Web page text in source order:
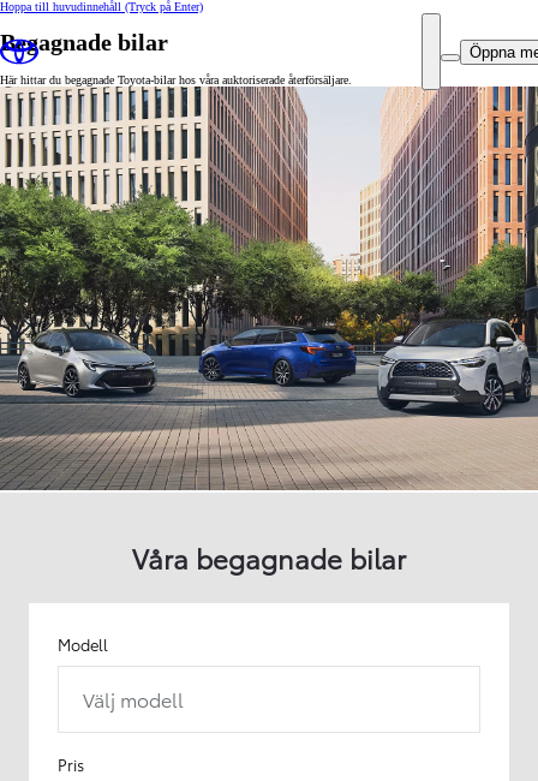
Hoppa till huvudinnehåll (Tryck på Enter)
Öppna
Begagnade bilar
Här hittar du begagnade Toyota-bilar hos våra auktoriserade återförsäljare.
Våra begagnade bilar
Modell
Välj modell
Pris